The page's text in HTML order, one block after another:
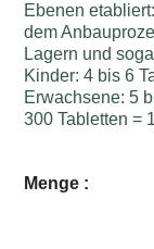
Ebenen
dem
Lagern und
Kinder: 4 bis 6
Erwachsene: 5
300 Tabletten =
Menge :